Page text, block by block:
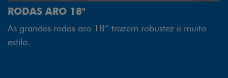
trazem robustez e muito
economia para você.